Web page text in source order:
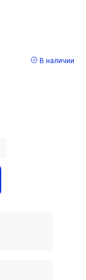
В наличии